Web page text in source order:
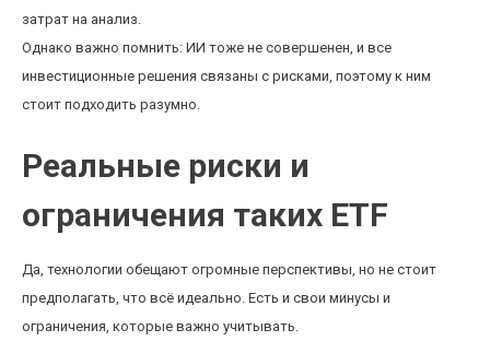
затрат на анализ.
Однако важно помнить: ИИ тоже не совершенен, и все
инвестиционные решения связаны с рисками, поэтому к ним
стоит подходить разумно.
Реальные риски и
ограничения таких ETF
Да, технологии обещают огромные перспективы, но не стоит
предполагать, что всё идеально. Есть и свои минусы и
ограничения, которые важно учитывать.